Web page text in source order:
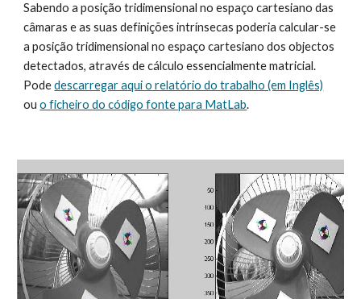
Sabendo a posição tridimensional no espaço cartesiano das
câmaras e as suas definições intrínsecas poderia calcular-se
a posição tridimensional no espaço cartesiano dos objectos
detectados, através de cálculo essencialmente matricial.
Pode descarregar aqui o relatório do trabalho (em Inglês)
ou o ficheiro do código fonte para MatLab.